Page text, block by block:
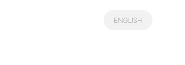
ENGLISH